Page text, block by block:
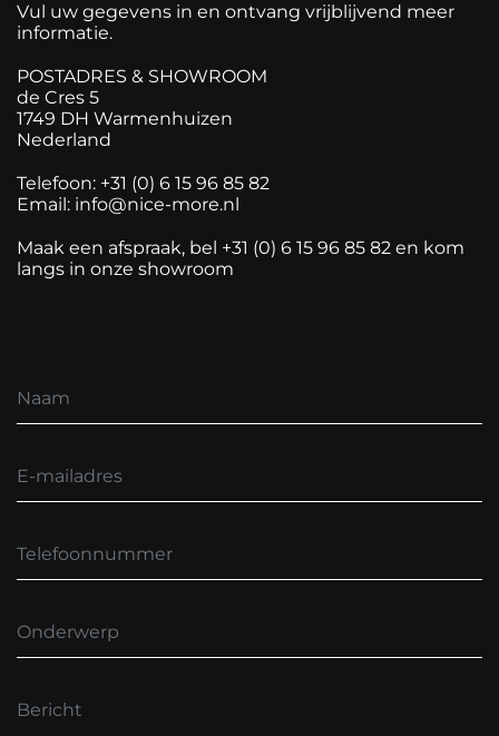
Vul uw gegevens in en ontvang vrijblijvend meer
informatie.
POSTADRES & SHOWROOM
de Cres 5
1749 DH Warmenhuizen
Nederland
Telefoon: +31 (0) 6 15 96 85 82
Email: info@nice-more.nl
Maak een afspraak, bel +31 (0) 6 15 96 85 82 en kom
langs in onze showroom